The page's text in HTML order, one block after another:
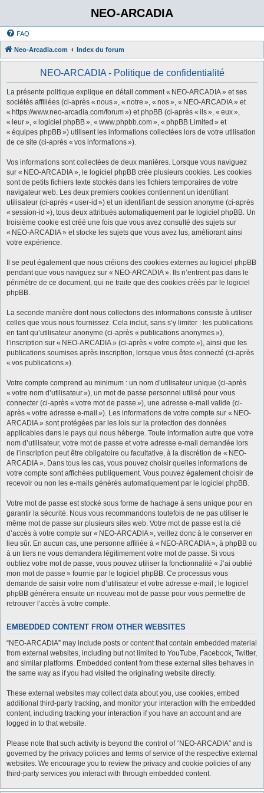
NEO-ARCADIA
FAQ
Neo-Arcadia.com Index du forum
NEO-ARCADIA - Politique de confidentialité
La présente politique explique en détail comment « NEO-ARCADIA » et ses
sociétés affiliées (ci-après « nous », « notre », « nos », « NEO-ARCADIA » et
« https://www.neo-arcadia.com/forum ») et phpBB (ci-après « ils », « eux »,
« leur », « logiciel phpBB », « www.phpbb.com », « phpBB Limited » et
« équipes phpBB ») utilisent les informations collectées lors de votre utilisation
de ce site (ci-après « vos informations »).
Vos informations sont collectées de deux manières. Lorsque vous naviguez
sur « NEO-ARCADIA », le logiciel phpBB crée plusieurs cookies. Les cookies
sont de petits fichiers texte stockés dans les fichiers temporaires de votre
navigateur web. Les deux premiers cookies contiennent un identifiant
utilisateur (ci-après « user-id ») et un identifiant de session anonyme (ci-après
« session-id »), tous deux attribués automatiquement par le logiciel phpBB. Un
troisième cookie est créé une fois que vous avez consulté des sujets sur
« NEO-ARCADIA » et stocke les sujets que vous avez lus, améliorant ainsi
votre expérience.
Il se peut également que nous créions des cookies externes au logiciel phpBB
pendant que vous naviguez sur « NEO-ARCADIA ». Ils n’entrent pas dans le
périmètre de ce document, qui ne traite que des cookies créés par le logiciel
phpBB.
La seconde manière dont nous collectons des informations consiste à utiliser
celles que vous nous fournissez. Cela inclut, sans s’y limiter : les publications
en tant qu’utilisateur anonyme (ci-après « publications anonymes »),
l’inscription sur « NEO-ARCADIA » (ci-après « votre compte »), ainsi que les
publications soumises après inscription, lorsque vous êtes connecté (ci-après
« vos publications »).
Votre compte comprend au minimum : un nom d’utilisateur unique (ci-après
« votre nom d’utilisateur »), un mot de passe personnel utilisé pour vous
connecter (ci-après « votre mot de passe »), une adresse e-mail valide (ci-
après « votre adresse e-mail »). Les informations de votre compte sur « NEO-
ARCADIA » sont protégées par les lois sur la protection des données
applicables dans le pays qui nous héberge. Toute information autre que votre
nom d’utilisateur, votre mot de passe et votre adresse e-mail demandée lors
de l’inscription peut être obligatoire ou facultative, à la discrétion de « NEO-
ARCADIA ». Dans tous les cas, vous pouvez choisir quelles informations de
votre compte sont affichées publiquement. Vous pouvez également choisir de
recevoir ou non les e-mails générés automatiquement par le logiciel phpBB.
Votre mot de passe est stocké sous forme de hachage à sens unique pour en
garantir la sécurité. Nous vous recommandons toutefois de ne pas utiliser le
même mot de passe sur plusieurs sites web. Votre mot de passe est la clé
d’accès à votre compte sur « NEO-ARCADIA », veillez donc à le conserver en
lieu sûr. En aucun cas, une personne affiliée à « NEO-ARCADIA », à phpBB ou
à un tiers ne vous demandera légitimement votre mot de passe. Si vous
oubliez votre mot de passe, vous pouvez utiliser la fonctionnalité « J’ai oublié
mon mot de passe » fournie par le logiciel phpBB. Ce processus vous
demande de saisir votre nom d’utilisateur et votre adresse e-mail ; le logiciel
phpBB générera ensuite un nouveau mot de passe pour vous permettre de
retrouver l’accès à votre compte.
EMBEDDED CONTENT FROM OTHER WEBSITES
“NEO-ARCADIA” may include posts or content that contain embedded material
from external websites, including but not limited to YouTube, Facebook, Twitter,
and similar platforms. Embedded content from these external sites behaves in
the same way as if you had visited the originating website directly.
These external websites may collect data about you, use cookies, embed
additional third-party tracking, and monitor your interaction with the embedded
content, including tracking your interaction if you have an account and are
logged in to that website.
Please note that such activity is beyond the control of “NEO-ARCADIA” and is
governed by the privacy policies and terms of service of the respective external
websites. We encourage you to review the privacy and cookie policies of any
third-party services you interact with through embedded content.